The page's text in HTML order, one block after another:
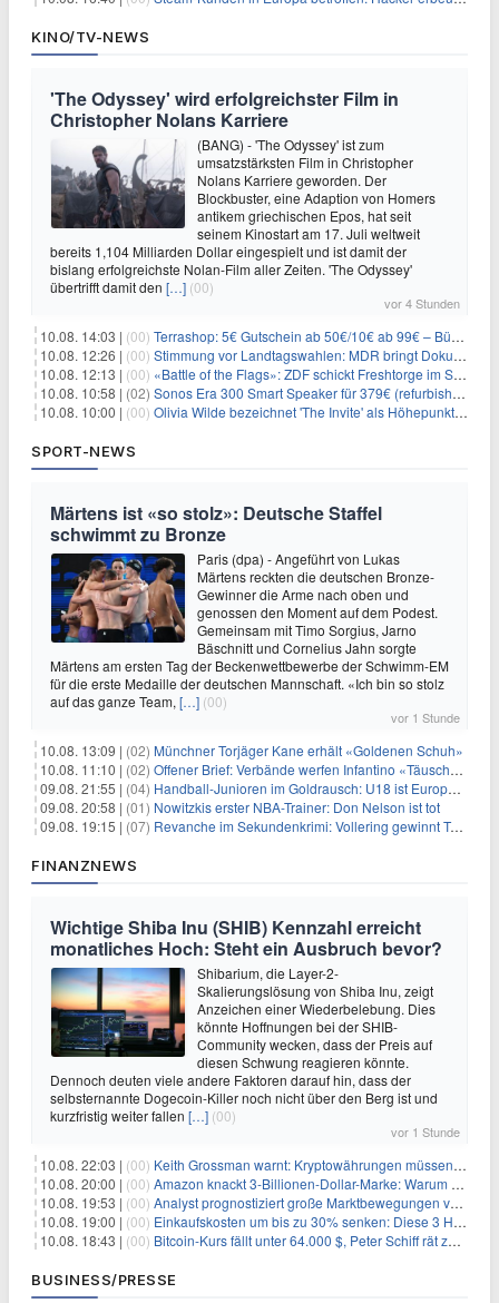
KINO/TV-NEWS
'The Odyssey' wird erfolgreichster Film in
Christopher Nolans Karriere
(BANG) - 'The Odyssey' ist zum
umsatzstärksten Film in Christopher
Nolans Karriere geworden. Der
Blockbuster, eine Adaption von Homers
antikem griechischen Epos, hat seit
seinem Kinostart am 17. Juli weltweit
bereits 1,104 Milliarden Dollar eingespielt und ist damit der
bislang erfolgreichste Nolan-Film aller Zeiten. 'The Odyssey'
übertrifft damit den […] (00)
vor 4 Stunden
10.08. 14:03 | (00) Terrashop: 5€ Gutschein ab 50€/10€ ab 99€ – Bücher & Co ab 99 Cent
10.08. 12:26 | (00) Stimmung vor Landtagswahlen: MDR bringt Doku «Wut. Hüben wie drüben»
10.08. 12:13 | (00) «Battle of the Flags»: ZDF schickt Freshtorge im September On Air
10.08. 10:58 | (02) Sonos Era 300 Smart Speaker für 379€ (refurbished 309€) – Dolby Atmos, BT/WLAN, 3D-Audio, schwarz od. weiß
10.08. 10:00 | (00) Olivia Wilde bezeichnet 'The Invite' als Höhepunkt ihrer Karriere
SPORT-NEWS
Märtens ist «so stolz»: Deutsche Staffel
schwimmt zu Bronze
Paris (dpa) - Angeführt von Lukas
Märtens reckten die deutschen Bronze-
Gewinner die Arme nach oben und
genossen den Moment auf dem Podest.
Gemeinsam mit Timo Sorgius, Jarno
Bäschnitt und Cornelius Jahn sorgte
Märtens am ersten Tag der Beckenwettbewerbe der Schwimm-EM
für die erste Medaille der deutschen Mannschaft. «Ich bin so stolz
auf das ganze Team, […] (00)
vor 1 Stunde
10.08. 13:09 | (02) Münchner Torjäger Kane erhält «Goldenen Schuh»
10.08. 11:10 | (02) Offener Brief: Verbände werfen Infantino «Täuschung» vor
09.08. 21:55 | (04) Handball-Junioren im Goldrausch: U18 ist Europameister
09.08. 20:58 | (01) Nowitzkis erster NBA-Trainer: Don Nelson ist tot
09.08. 19:15 | (07) Revanche im Sekundenkrimi: Vollering gewinnt Tour
FINANZNEWS
Wichtige Shiba Inu (SHIB) Kennzahl erreicht
monatliches Hoch: Steht ein Ausbruch bevor?
Shibarium, die Layer-2-
Skalierungslösung von Shiba Inu, zeigt
Anzeichen einer Wiederbelebung. Dies
könnte Hoffnungen bei der SHIB-
Community wecken, dass der Preis auf
diesen Schwung reagieren könnte.
Dennoch deuten viele andere Faktoren darauf hin, dass der
selbsternannte Dogecoin-Killer noch nicht über den Berg ist und
kurzfristig weiter fallen […] (00)
vor 1 Stunde
10.08. 22:03 | (00) Keith Grossman warnt: Kryptowährungen müssen ihren Wert beweisen, da über 100 Projekte 2026 scheitern
10.08. 20:00 | (00) Amazon knackt 3-Billionen-Dollar-Marke: Warum Anleger jetzt nachkaufen
10.08. 19:53 | (00) Analyst prognostiziert große Marktbewegungen vor Q4 in ruhigem Kryptomarkt
10.08. 19:00 | (00) Einkaufskosten um bis zu 30% senken: Diese 3 Hebel funktionieren wirklich
10.08. 18:43 | (00) Bitcoin-Kurs fällt unter 64.000 $, Peter Schiff rät zum Verkauf
BUSINESS/PRESSE